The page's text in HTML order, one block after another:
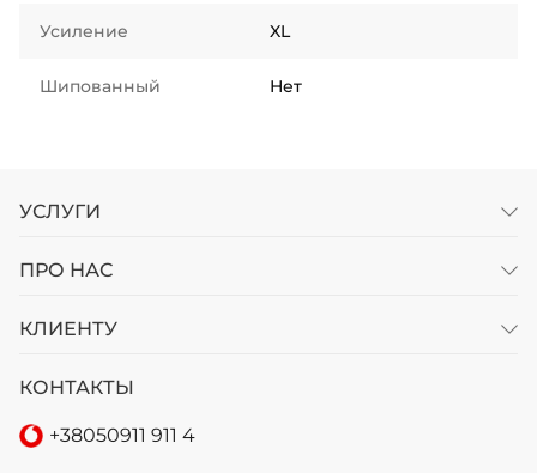
Усиление XL
Шипованный Нет
УСЛУГИ
ПРО НАС
КЛИЕНТУ
КОНТАКТЫ
+38050911 911 4